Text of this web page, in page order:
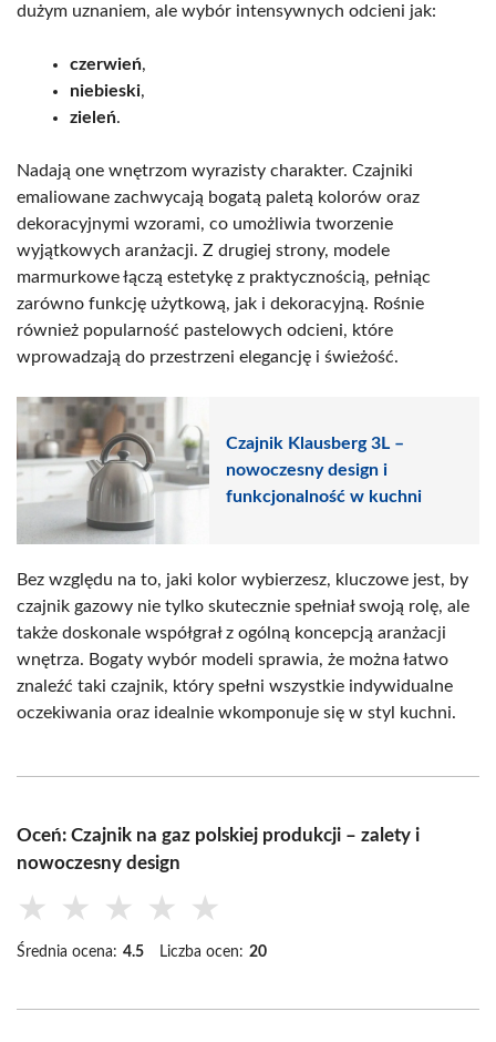
dużym uznaniem, ale wybór intensywnych odcieni jak:
czerwień,
niebieski,
zieleń.
Nadają one wnętrzom wyrazisty charakter. Czajniki
emaliowane zachwycają bogatą paletą kolorów oraz
dekoracyjnymi wzorami, co umożliwia tworzenie
wyjątkowych aranżacji. Z drugiej strony, modele
marmurkowe łączą estetykę z praktycznością, pełniąc
zarówno funkcję użytkową, jak i dekoracyjną. Rośnie
również popularność pastelowych odcieni, które
wprowadzają do przestrzeni elegancję i świeżość.
Czajnik Klausberg 3L –
nowoczesny design i
funkcjonalność w kuchni
Bez względu na to, jaki kolor wybierzesz, kluczowe jest, by
czajnik gazowy nie tylko skutecznie spełniał swoją rolę, ale
także doskonale współgrał z ogólną koncepcją aranżacji
wnętrza. Bogaty wybór modeli sprawia, że można łatwo
znaleźć taki czajnik, który spełni wszystkie indywidualne
oczekiwania oraz idealnie wkomponuje się w styl kuchni.
Oceń: Czajnik na gaz polskiej produkcji – zalety i
nowoczesny design
★ ★ ★ ★ ★
Średnia ocena: 4.5 Liczba ocen: 20